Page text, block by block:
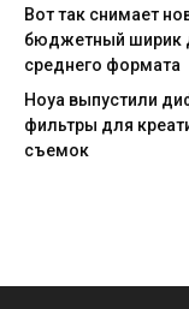
Вот так снимает
бюджетный ширик
среднего формата
Hoya выпустили
фильтры для
съемок